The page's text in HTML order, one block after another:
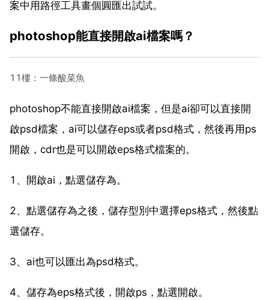
案中用路徑工具畫個圓匯出試試。
photoshop能直接開啟ai檔案嗎？
11樓：一條酸菜魚
photoshop不能直接開啟ai檔案，但是ai卻可以直接開
啟psd檔案，ai可以儲存eps或者psd格式，然後再用ps
開啟，cdr也是可以開啟eps格式檔案的。
1、開啟ai，點選儲存為。
2、點選儲存為之後，儲存型別中選擇eps格式，然後點
選儲存。
3、ai也可以匯出為psd格式。
4、儲存為eps格式後，開啟ps，點選開啟。